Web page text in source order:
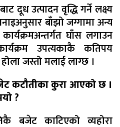
दूध उत्पादन वृद्धि गर्ने लक्ष्य
बाँझो जग्गामा अन्य
घाँस लगाउन
उपत्यकाकै कतिपय
जस्तो मलाई लाग्छ ।
कटौतीका कुरा आएको छ ।
?
बजेट काटिएको व्यहोरा